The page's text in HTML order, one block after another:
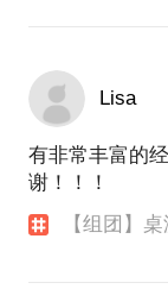
Lisa
有非常丰富的
谢！！！
【组团】